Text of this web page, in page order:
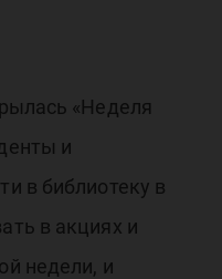
«Неделя
и
в библиотеку в
в акциях и
недели, и